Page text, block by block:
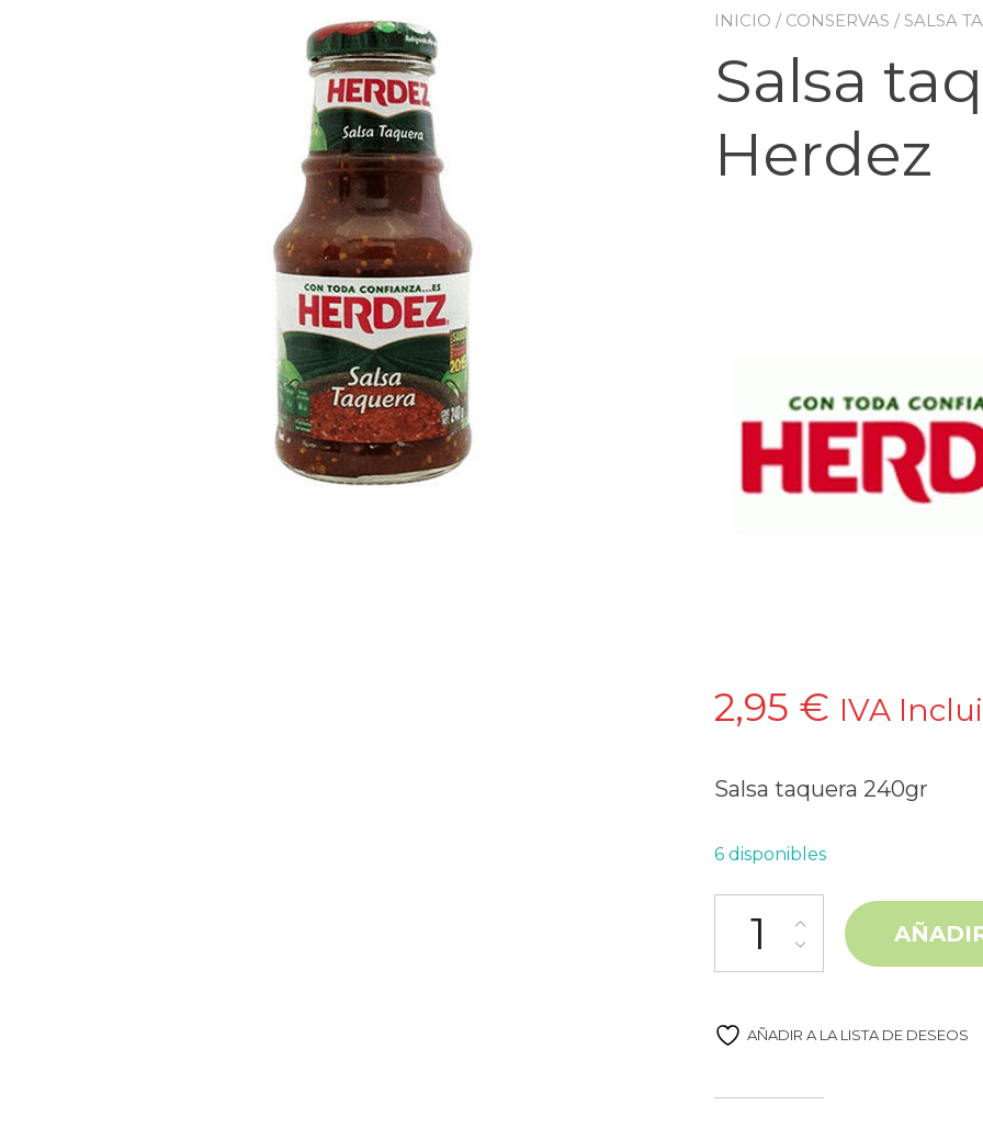
INICIO / CONSERVAS / SALSA
Salsa
Herdez
2,95 € IVA
Salsa taquera 240gr
6 disponibles
Salsa taquera 240g Herdez
AÑADIR A LA LISTA DE DESEOS